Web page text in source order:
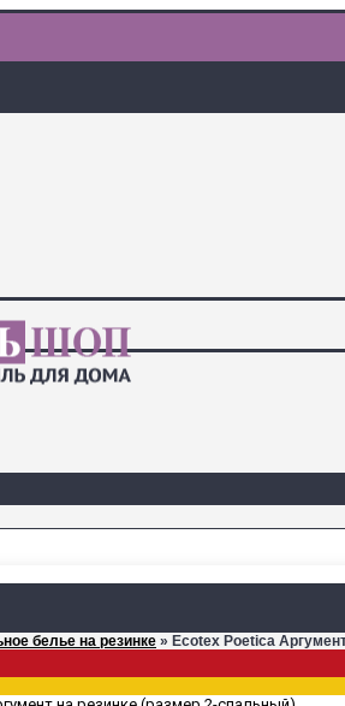
белье на резинке » Ecotex Poetica